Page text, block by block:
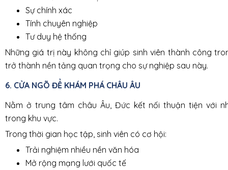
Sự chính xác
Tính chuyên nghiệp
Tư duy hệ thống
Những giá trị này không chỉ giúp sinh viên thành công
trở thành nền tảng quan trọng cho sự nghiệp sau này.
6. CỬA NGÕ ĐỂ KHÁM PHÁ CHÂU ÂU
Nằm ở trung tâm châu Âu, Đức kết nối thuận tiện với
trong khu vực.
Trong thời gian học tập, sinh viên có cơ hội:
Trải nghiệm nhiều nền văn hóa
Mở rộng mạng lưới quốc tế